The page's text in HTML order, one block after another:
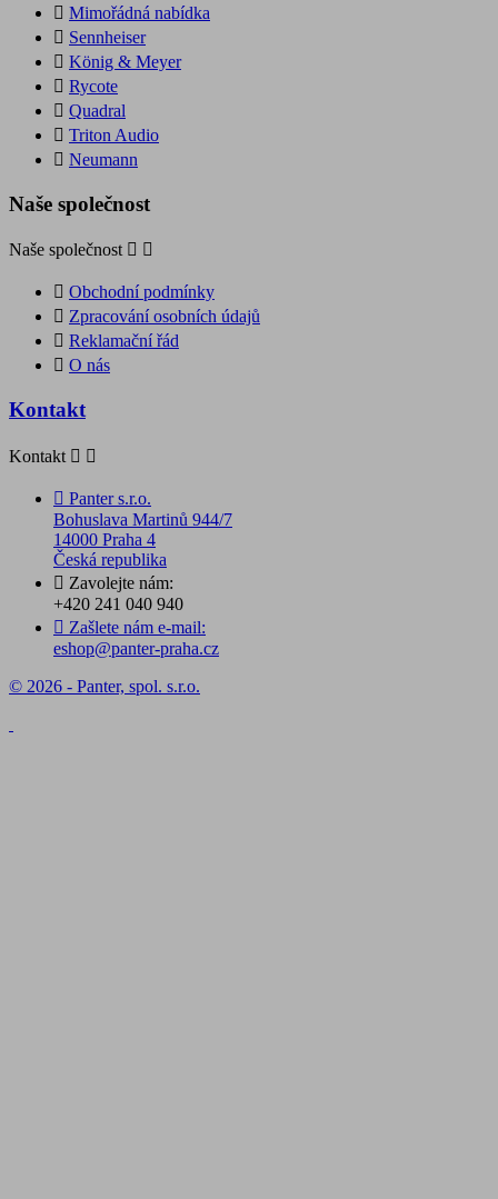
 Mimořádná nabídka
 Sennheiser
 König & Meyer
 Rycote
 Quadral
 Triton Audio
 Neumann
Naše společnost
Naše společnost  
 Obchodní podmínky
 Zpracování osobních údajů
 Reklamační řád
 O nás
Kontakt
Kontakt  
 Panter s.r.o.
Bohuslava Martinů 944/7
14000 Praha 4
Česká republika
 Zavolejte nám:
+420 241 040 940
 Zašlete nám e-mail:
eshop@panter-praha.cz
© 2026 - Panter, spol. s.r.o.